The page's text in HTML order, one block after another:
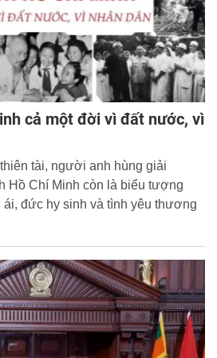
cả một đời vì đất nước, vì
tài, người anh hùng giải
Hồ Chí Minh còn là biểu tượng
ái, đức hy sinh và tình yêu thương